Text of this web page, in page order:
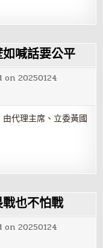
喊話要公平
on20250124
代理主席、立委黃國
也不怕戰
on20250124